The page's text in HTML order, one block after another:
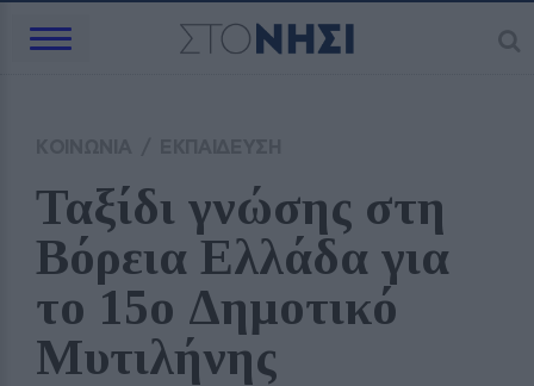
Ταξίδι γνώσης στη
Βόρεια Ελλάδα για
το 15ο Δημοτικό
Μυτιλήνης